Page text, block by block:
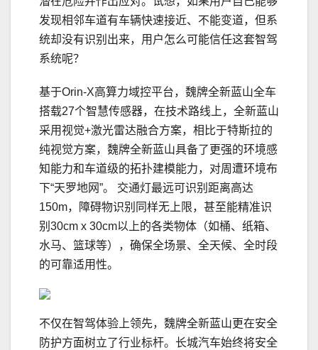
发现相邻车道有车辆快速接近、不能变道，但系
统却没有识别出来，用户怎么可能信任这套智驾
系统呢？
基于Orin-X高算力域控平台，魏牌全新蓝山全车
搭载27个智慧传感器，在技术路线上，全新蓝山
采用视觉+激光雷达融合方案，相比于特斯拉的
纯视觉方案，魏牌全新蓝山具备了更强的环境感
知能力和车道级的拓扑建模能力，对周遭环境布
下“天罗地网”。 交通灯最远可识别距离高达
150m，障碍物识别同样无上限，甚至能精准识
别30cm x 30cm以上的各类物体（如桶、纸箱、
水马、篮球等），确保全场景、全天候、全时段
的可靠适用性。
不仅在智驾体验上领先，魏牌全新蓝山更在安全
防护方面树立了行业标杆。长城汽车始终将安全